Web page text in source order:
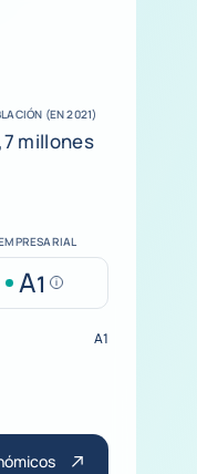
(EN 2021)
millones
A1 Help
A1